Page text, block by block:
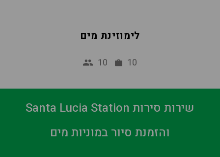
לימוזינת מים
10 10
Santa Lucia Station שירות סירות
והזמנת סיור במוניות מים